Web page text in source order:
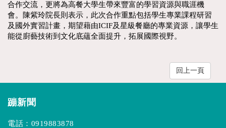
合作交流，更將為高餐大學生帶來豐富的學習資源與職涯機
會。陳紫玲院長則表示，此次合作重點包括學生專業課程研習
及國外實習計畫，期望藉由ICIF及星級餐廳的專業資源，讓學生
能從廚藝技術到文化底蘊全面提升，拓展國際視野。
回上一頁
蹦新聞
電話： 0919883878